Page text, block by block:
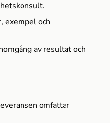
exempel och
av resultat och
omfattar